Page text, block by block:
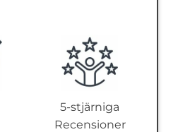
5-stjärniga
Recensioner